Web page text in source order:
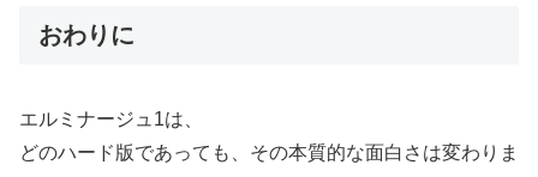
おわりに
エルミナージュ1は、
どのハード版であっても、その本質的な面白さは変わりま